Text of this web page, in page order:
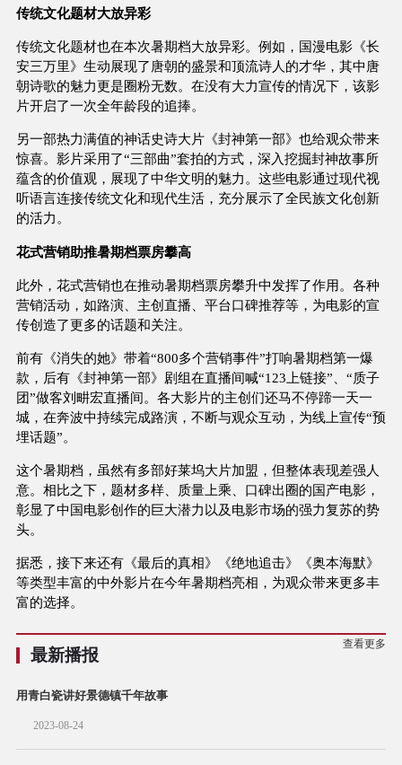
传统文化题材大放异彩
传统文化题材也在本次暑期档大放异彩。例如，国漫电影《长
安三万里》生动展现了唐朝的盛景和顶流诗人的才华，其中唐
朝诗歌的魅力更是圈粉无数。在没有大力宣传的情况下，该影
片开启了一次全年龄段的追捧。
另一部热力满值的神话史诗大片《封神第一部》也给观众带来
惊喜。影片采用了“三部曲”套拍的方式，深入挖掘封神故事所
蕴含的价值观，展现了中华文明的魅力。这些电影通过现代视
听语言连接传统文化和现代生活，充分展示了全民族文化创新
的活力。
花式营销助推暑期档票房攀高
此外，花式营销也在推动暑期档票房攀升中发挥了作用。各种
营销活动，如路演、主创直播、平台口碑推荐等，为电影的宣
传创造了更多的话题和关注。
前有《消失的她》带着“800多个营销事件”打响暑期档第一爆
款，后有《封神第一部》剧组在直播间喊“123上链接”、“质子
团”做客刘畊宏直播间。各大影片的主创们还马不停蹄一天一
城，在奔波中持续完成路演，不断与观众互动，为线上宣传“预
埋话题”。
这个暑期档，虽然有多部好莱坞大片加盟，但整体表现差强人
意。相比之下，题材多样、质量上乘、口碑出圈的国产电影，
彰显了中国电影创作的巨大潜力以及电影市场的强力复苏的势
头。
据悉，接下来还有《最后的真相》《绝地追击》《奥本海默》
等类型丰富的中外影片在今年暑期档亮相，为观众带来更多丰
富的选择。
最新播报
查看更多
用青白瓷讲好景德镇千年故事
2023-08-24